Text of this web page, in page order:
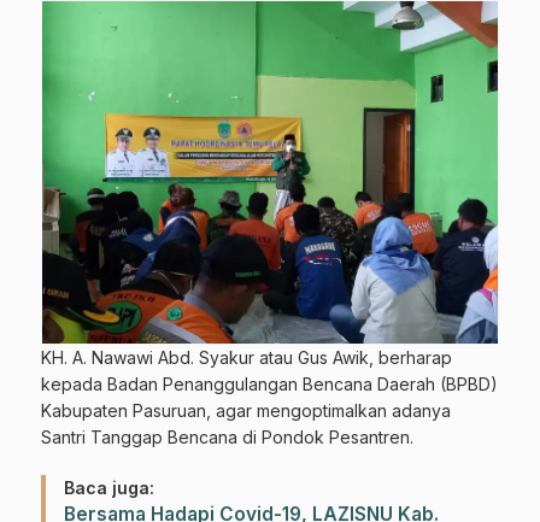
KH. A. Nawawi Abd. Syakur atau Gus Awik, berharap
kepada Badan Penanggulangan Bencana Daerah (BPBD)
Kabupaten Pasuruan, agar mengoptimalkan adanya
Santri Tanggap Bencana di Pondok Pesantren.
Baca juga:
Bersama Hadapi Covid-19, LAZISNU Kab.